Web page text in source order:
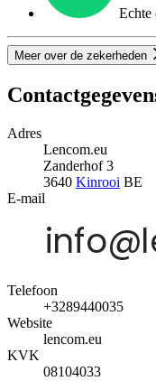
Echte
Meer over de zekerheden
Adres
Lencom.eu
Zanderhof 3
3640 Kinrooi BE
E-mail
Telefoon
+3289440035
Website
lencom.eu
KVK
08104033